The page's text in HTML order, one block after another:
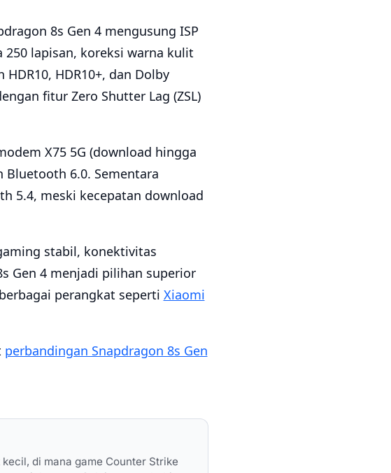
8s Gen 4 mengusung ISP
lapisan, koreksi warna kulit
HDR10+, dan Dolby
fitur Zero Shutter Lag (ZSL)
X75 5G (download hingga
Bluetooth 6.0. Sementara
5.4, meski kecepatan download
stabil, konektivitas
Gen 4 menjadi pilihan superior
perangkat seperti Xiaomi
perbandingan Snapdragon 8s Gen
di mana game Counter Strike